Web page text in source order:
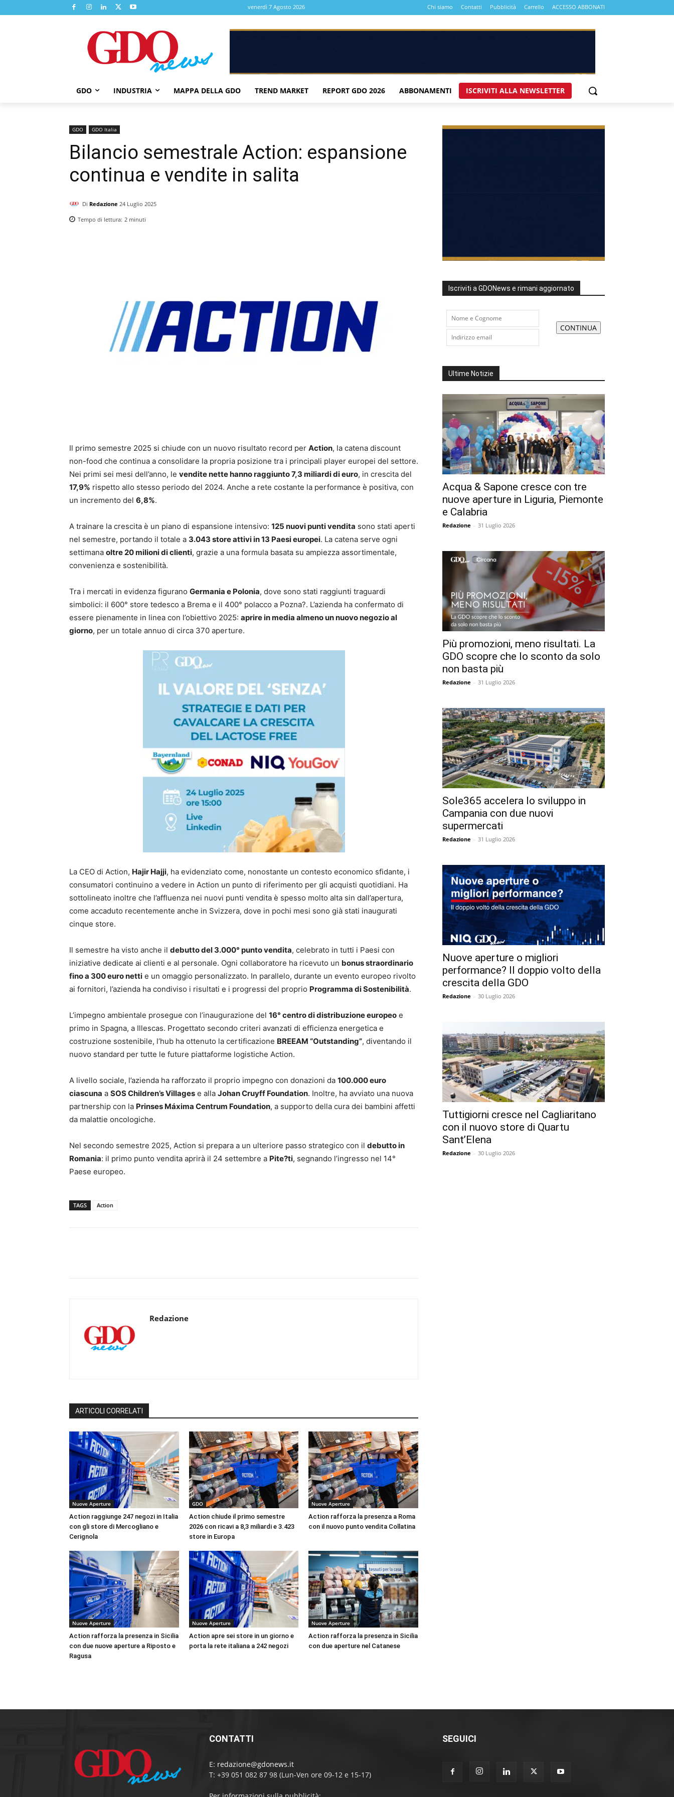
venerdì 7 Agosto 2026 Chi siamo Contatti Pubblicità Carrello ACCESSO ABBONATI
GDO INDUSTRIA MAPPA DELLA GDO TREND MARKET REPORT GDO 2026 ABBONAMENTI ISCRIVITI ALLA NEWSLETTER
GDO GDO Italia
Bilancio semestrale Action: espansione
continua e vendite in salita
Di Redazione 24 Luglio 2025
Tempo di lettura: 2 minuti
Il primo semestre 2025 si chiude con un nuovo risultato record per Action, la catena discount
non-food che continua a consolidare la propria posizione tra i principali player europei del settore.
Nei primi sei mesi dell’anno, le vendite nette hanno raggiunto 7,3 miliardi di euro, in crescita del
17,9% rispetto allo stesso periodo del 2024. Anche a rete costante la performance è positiva, con
un incremento del 6,8%.
A trainare la crescita è un piano di espansione intensivo: 125 nuovi punti vendita sono stati aperti
nel semestre, portando il totale a 3.043 store attivi in 13 Paesi europei. La catena serve ogni
settimana oltre 20 milioni di clienti, grazie a una formula basata su ampiezza assortimentale,
convenienza e sostenibilità.
Tra i mercati in evidenza figurano Germania e Polonia, dove sono stati raggiunti traguardi
simbolici: il 600° store tedesco a Brema e il 400° polacco a Pozna?. L’azienda ha confermato di
essere pienamente in linea con l’obiettivo 2025: aprire in media almeno un nuovo negozio al
giorno, per un totale annuo di circa 370 aperture.
La CEO di Action, Hajir Hajji, ha evidenziato come, nonostante un contesto economico sfidante, i
consumatori continuino a vedere in Action un punto di riferimento per gli acquisti quotidiani. Ha
sottolineato inoltre che l’affluenza nei nuovi punti vendita è spesso molto alta sin dall’apertura,
come accaduto recentemente anche in Svizzera, dove in pochi mesi sono già stati inaugurati
cinque store.
Il semestre ha visto anche il debutto del 3.000° punto vendita, celebrato in tutti i Paesi con
iniziative dedicate ai clienti e al personale. Ogni collaboratore ha ricevuto un bonus straordinario
fino a 300 euro netti e un omaggio personalizzato. In parallelo, durante un evento europeo rivolto
ai fornitori, l’azienda ha condiviso i risultati e i progressi del proprio Programma di Sostenibilità.
L’impegno ambientale prosegue con l’inaugurazione del 16° centro di distribuzione europeo e
primo in Spagna, a Illescas. Progettato secondo criteri avanzati di efficienza energetica e
costruzione sostenibile, l’hub ha ottenuto la certificazione BREEAM “Outstanding”, diventando il
nuovo standard per tutte le future piattaforme logistiche Action.
A livello sociale, l’azienda ha rafforzato il proprio impegno con donazioni da 100.000 euro
ciascuna a SOS Children’s Villages e alla Johan Cruyff Foundation. Inoltre, ha avviato una nuova
partnership con la Prinses Máxima Centrum Foundation, a supporto della cura dei bambini affetti
da malattie oncologiche.
Nel secondo semestre 2025, Action si prepara a un ulteriore passo strategico con il debutto in
Romania: il primo punto vendita aprirà il 24 settembre a Pite?ti, segnando l’ingresso nel 14°
Paese europeo.
TAGS Action
Redazione
ARTICOLI CORRELATI
Nuove Aperture
Action raggiunge 247 negozi in Italia
con gli store di Mercogliano e
Cerignola
GDO
Action chiude il primo semestre
2026 con ricavi a 8,3 miliardi e 3.423
store in Europa
Nuove Aperture
Action rafforza la presenza a Roma
con il nuovo punto vendita Collatina
Nuove Aperture
Action rafforza la presenza in Sicilia
con due nuove aperture a Riposto e
Ragusa
Nuove Aperture
Action apre sei store in un giorno e
porta la rete italiana a 242 negozi
Nuove Aperture
Action rafforza la presenza in Sicilia
con due aperture nel Catanese
Iscriviti a GDONews e rimani aggiornato
Ultime Notizie
Acqua & Sapone cresce con tre
nuove aperture in Liguria, Piemonte
e Calabria
Redazione - 31 Luglio 2026
Più promozioni, meno risultati. La
GDO scopre che lo sconto da solo
non basta più
Redazione - 31 Luglio 2026
Sole365 accelera lo sviluppo in
Campania con due nuovi
supermercati
Redazione - 31 Luglio 2026
Nuove aperture o migliori
performance? Il doppio volto della
crescita della GDO
Redazione - 30 Luglio 2026
Tuttigiorni cresce nel Cagliaritano
con il nuovo store di Quartu
Sant’Elena
Redazione - 30 Luglio 2026
CONTATTI
E: redazione@gdonews.it
T: +39 051 082 87 98 (Lun-Ven ore 09-12 e 15-17)
SEGUICI